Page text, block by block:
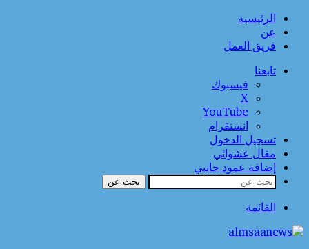
الرئيسية
عن
فريق العمل
تابعنا
فيسبوك
‫X
‫YouTube
انستقرام
تسجيل الدخول
مقال عشوائي
إضافة عمود جانبي
بحث عن
القائمة